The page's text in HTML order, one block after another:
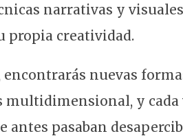
narrativas y
propia creatividad.
nuevas
y cada
antes pasaban